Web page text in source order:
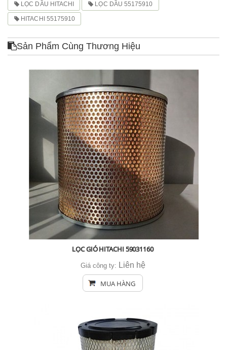
LỌC DẦU HITACHI LỌC DẦU 55175910
HITACHI 55175910
Sản Phẩm Cùng Thương Hiệu
LỌC GIÓ HITACHI 59031160
Giá công ty: Liên hệ
MUA HÀNG